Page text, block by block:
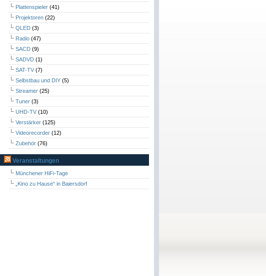
Plattenspieler (41)
Projektoren (22)
QLED (3)
Radio (47)
SACD (9)
SADVD (1)
SAT-TV (7)
Selbstbau und DIY (5)
Streamer (25)
Tuner (3)
UHD-TV (10)
Verstärker (125)
Videorecorder (12)
Zubehör (76)
Veranstaltungen
Münchener HiFi-Tage
„Kino zu Hause“ in Baiersdorf